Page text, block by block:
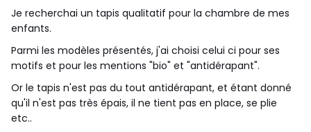
Je recherchai un tapis qualitatif pour la chambre de mes
enfants.
Parmi les modèles présentés, j'ai choisi celui ci pour ses
motifs et pour les mentions "bio" et "antidérapant".
Or le tapis n'est pas du tout antidérapant, et étant donné
qu'il n'est pas très épais, il ne tient pas en place, se plie
etc..